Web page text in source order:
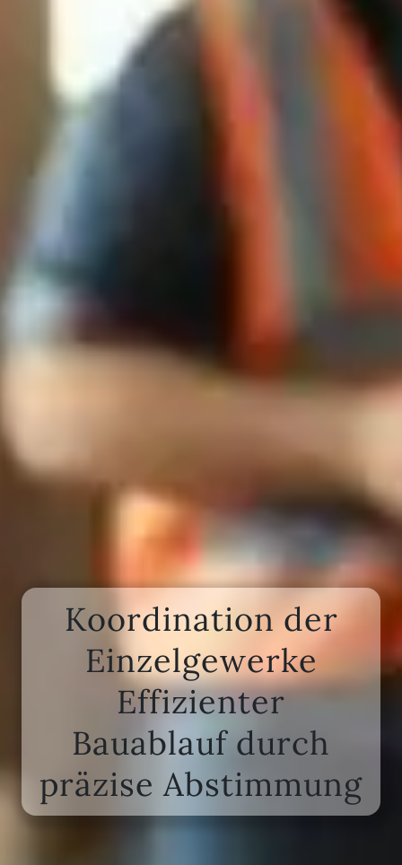
Koordination der
Einzelgewerke
Effizienter
Bauablauf durch
präzise Abstimmung